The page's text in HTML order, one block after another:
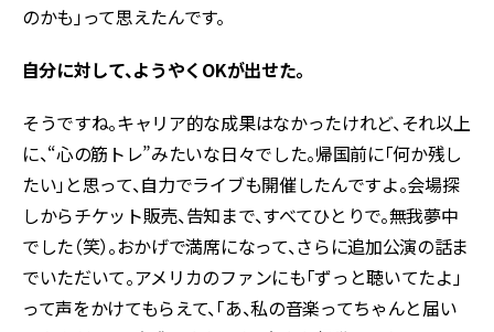
のかも」って思えたんです。
――自分に対して、ようやくOKが出せた。
そうですね。キャリア的な成果はなかったけれど、それ以上
に、“心の筋トレ”みたいな日々でした。帰国前に「何か残し
たい」と思って、自力でライブも開催したんですよ。会場探
しからチケット販売、告知まで、すべてひとりで。無我夢中
でした（笑）。おかげで満席になって、さらに追加公演の話ま
でいただいて。アメリカのファンにも「ずっと聴いてたよ」
って声をかけてもらえて、「あ、私の音楽ってちゃんと届い